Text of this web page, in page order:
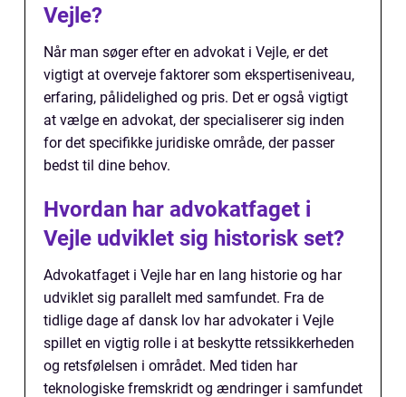
Vejle?
Når man søger efter en advokat i Vejle, er det
vigtigt at overveje faktorer som ekspertiseniveau,
erfaring, pålidelighed og pris. Det er også vigtigt
at vælge en advokat, der specialiserer sig inden
for det specifikke juridiske område, der passer
bedst til dine behov.
Hvordan har advokatfaget i
Vejle udviklet sig historisk set?
Advokatfaget i Vejle har en lang historie og har
udviklet sig parallelt med samfundet. Fra de
tidlige dage af dansk lov har advokater i Vejle
spillet en vigtig rolle i at beskytte retssikkerheden
og retsfølelsen i området. Med tiden har
teknologiske fremskridt og ændringer i samfundet